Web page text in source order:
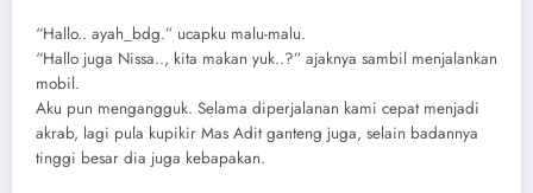
“Hallo.. ayah_bdg.” ucapku malu-malu.
“Hallo juga Nissa.., kita makan yuk..?” ajaknya sambil menjalankan
mobil.
Aku pun mengangguk. Selama diperjalanan kami cepat menjadi
akrab, lagi pula kupikir Mas Adit ganteng juga, selain badannya
tinggi besar dia juga kebapakan.